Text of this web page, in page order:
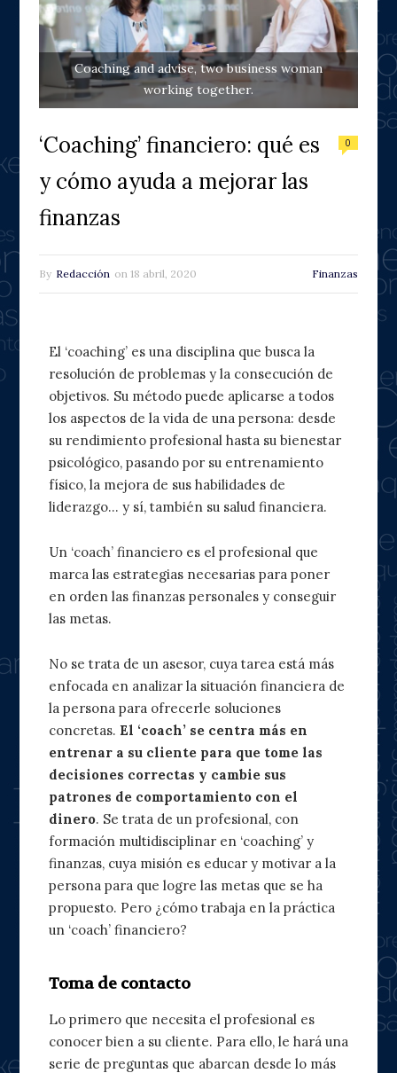
Coaching and advise, two business woman
working together.
‘Coaching’ financiero: qué es
y cómo ayuda a mejorar las
finanzas
0
By Redacción on 18 abril, 2020 Finanzas
El ‘coaching’ es una disciplina que busca la
resolución de problemas y la consecución de
objetivos. Su método puede aplicarse a todos
los aspectos de la vida de una persona: desde
su rendimiento profesional hasta su bienestar
psicológico, pasando por su entrenamiento
físico, la mejora de sus habilidades de
liderazgo… y sí, también su salud financiera.
Un ‘coach’ financiero es el profesional que
marca las estrategias necesarias para poner
en orden las finanzas personales y conseguir
las metas.
No se trata de un asesor, cuya tarea está más
enfocada en analizar la situación financiera de
la persona para ofrecerle soluciones
concretas. El ‘coach’ se centra más en
entrenar a su cliente para que tome las
decisiones correctas y cambie sus
patrones de comportamiento con el
dinero. Se trata de un profesional, con
formación multidisciplinar en ‘coaching’ y
finanzas, cuya misión es educar y motivar a la
persona para que logre las metas que se ha
propuesto. Pero ¿cómo trabaja en la práctica
un ‘coach’ financiero?
Toma de contacto
Lo primero que necesita el profesional es
conocer bien a su cliente. Para ello, le hará una
serie de preguntas que abarcan desde lo más